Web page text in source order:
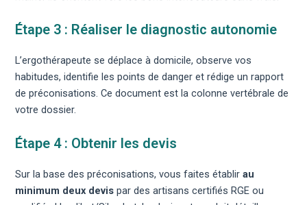
Étape 3 : Réaliser le diagnostic autonomie
L’ergothérapeute se déplace à domicile, observe vos
habitudes, identifie les points de danger et rédige un rapport
de préconisations. Ce document est la colonne vertébrale de
votre dossier.
Étape 4 : Obtenir les devis
Sur la base des préconisations, vous faites établirau
minimum deux devis par des artisans certifiés RGE ou